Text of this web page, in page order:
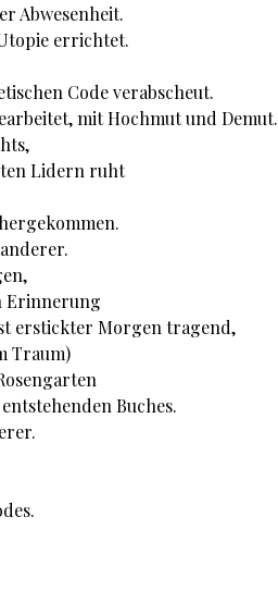
Abwesenheit.
errichtet.
Code verabscheut.
mit Hochmut und Demut.
Lidern ruht
Erinnerung
erstickter Morgen tragend,
Traum)
Buches.